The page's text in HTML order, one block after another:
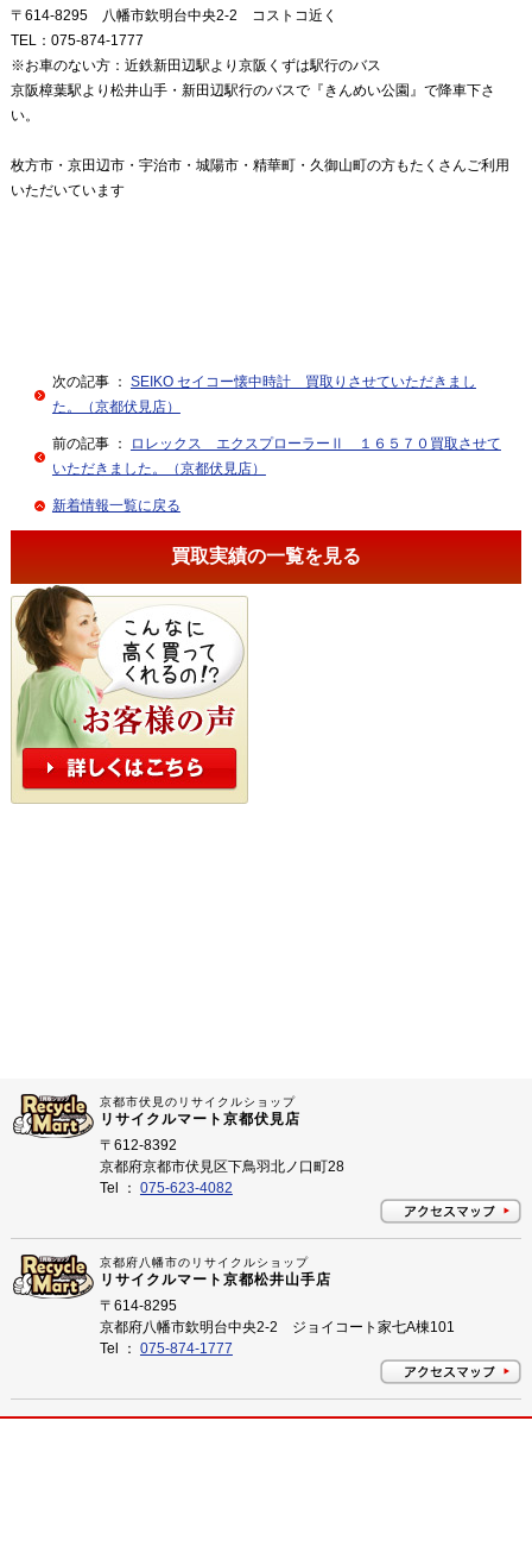
〒614-8295 八幡市欽明台中央2-2 コストコ近く
TEL：075-874-1777
※お車のない方：近鉄新田辺駅より京阪くずは駅行のバス
京阪樟葉駅より松井山手・新田辺駅行のバスで『きんめい公園』で降車下さ
い。
枚方市・京田辺市・宇治市・城陽市・精華町・久御山町の方もたくさんご利用
いただいています
次の記事 ： SEIKO セイコー懐中時計 買取りさせていただきまし
た。（京都伏見店）
前の記事 ：
ロレックス エクスプローラーⅡ １６５７０買取させて
いただきました。（京都伏見店）
新着情報一覧に戻る
買取実績の一覧を見る
京都市伏見のリサイクルショップ
リサイクルマート京都伏見店
〒612-8392
京都府京都市伏見区下鳥羽北ノ口町28
Tel ： 075-623-4082
京都府八幡市のリサイクルショップ
リサイクルマート京都松井山手店
〒614-8295
京都府八幡市欽明台中央2-2 ジョイコート家七A棟101
Tel ： 075-874-1777